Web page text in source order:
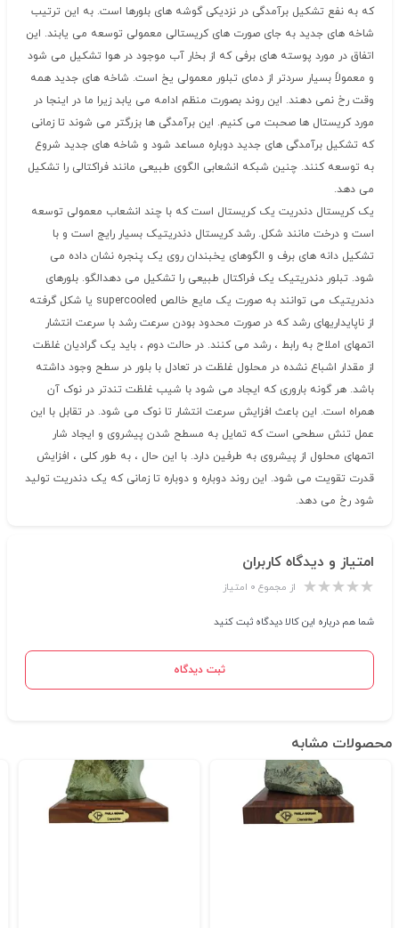
که به نفع تشکیل برآمدگی در نزدیکی گوشه های بلورها است. به این ترتیب
شاخه های جدید به جای صورت های کریستالی معمولی توسعه می یابند. این
اتفاق در مورد پوسته های برفی که از بخار آب موجود در هوا تشکیل می شود
و معمولاً بسیار سردتر از دمای تبلور معمولی یخ است. شاخه های جدید همه
وقت رخ نمی دهند. این روند بصورت منظم ادامه می یابد زیرا ما در اینجا در
مورد کریستال ها صحبت می کنیم. این برآمدگی ها بزرگتر می شوند تا زمانی
که تشکیل برآمدگی های جدید دوباره مساعد شود و شاخه های جدید شروع
به توسعه کنند. چنین شبکه انشعابی الگوی طبیعی مانند فراکتالی را تشکیل
می دهد.
یک کریستال دندریت یک کریستال است که با چند انشعاب معمولی توسعه
است و درخت مانند شکل. رشد کریستال دندریتیک بسیار رایج است و با
تشکیل دانه های برف و الگوهای یخبندان روی یک پنجره نشان داده می
شود. تبلور دندریتیک یک فراکتال طبیعی را تشکیل می دهدالگو. بلورهای
دندریتیک می توانند به صورت یک مایع خالص supercooled یا شکل گرفته
از ناپایداریهای رشد که در صورت محدود بودن سرعت رشد با سرعت انتشار
اتمهای املاح به رابط ، رشد می کنند. در حالت دوم ، باید یک گرادیان غلظت
از مقدار اشباع نشده در محلول غلظت در تعادل با بلور در سطح وجود داشته
باشد. هر گونه باروری که ایجاد می شود با شیب غلظت تندتر در نوک آن
همراه است. این باعث افزایش سرعت انتشار تا نوک می شود. در تقابل با این
عمل تنش سطحی است که تمایل به مسطح شدن پیشروی و ایجاد شار
اتمهای محلول از پیشروی به طرفین دارد. با این حال ، به طور کلی ، افزایش
قدرت تقویت می شود. این روند دوباره و دوباره تا زمانی که یک دندریت تولید
شود رخ می دهد.
امتیاز و دیدگاه کاربران
از مجموع ۰ امتیاز
شما هم درباره این کالا دیدگاه ثبت کنید
ثبت دیدگاه
محصولات مشابه